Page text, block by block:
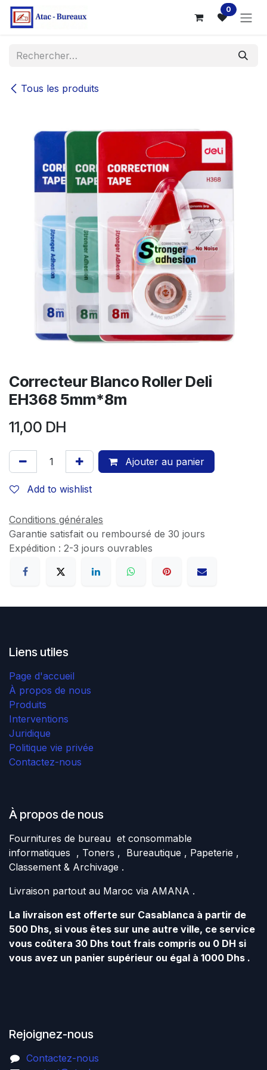
Se rendre au contenu 0
Tous les produits
Correcteur Blanco Roller Deli
EH368 5mm*8m
11,00 DH
Ajouter au panier
Add to wishlist
Conditions générales
Garantie satisfait ou remboursé de 30 jours
Expédition : 2-3 jours ouvrables
Liens utiles
Page d'accueil
À propos de nous
Produits
Interventions
Juridique
Politique vie privée
Contactez-nous
À propos de nous
Fournitures de bureau et consommable
informatiques , Toners , Bureautique , Papeterie ,
Classement & Archivage .
Livraison partout au Maroc via AMANA .
La livraison est offerte sur Casablanca à partir de
500 Dhs, si vous êtes sur une autre ville, ce service
vous coûtera 30 Dhs tout frais compris ou 0 DH si
vous avez un panier supérieur ou égal à 1000 Dhs .
Rejoignez-nous
Contactez-nous